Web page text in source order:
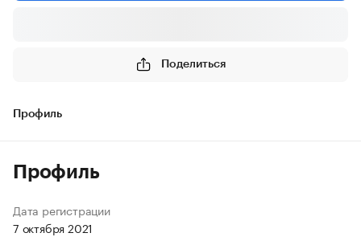
Поделиться
Профиль
Профиль
Дата регистрации
7 октября 2021